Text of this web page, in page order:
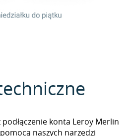
konta Leroy Merlin
naszych narzędzi